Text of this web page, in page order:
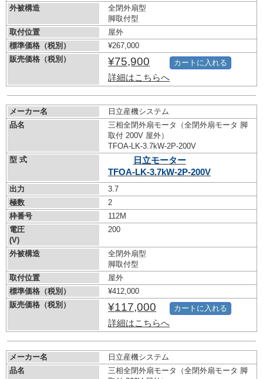
外被構造
全閉外扇型
脚取付型
取付位置
屋外
標準価格（税別）
¥267,000
販売価格（税別）
¥75,900
詳細はこちらへ
カートに入れる
メーカー名
日立産機システム
品名
三相全閉外扇モータ（全閉外扇モータ 脚
取付 200V 屋外）
TFOA-LK-3.7kW-2P-200V
型 式
日立モーター
TFOA-LK-3.7kW-2P-200V
出力
3.7
極数
2
枠番号
112M
電圧
(V)
200
外被構造
全閉外扇型
脚取付型
取付位置
屋外
標準価格（税別）
¥412,000
販売価格（税別）
¥117,000
詳細はこちらへ
カートに入れる
メーカー名
日立産機システム
品名
三相全閉外扇モータ（全閉外扇モータ 脚